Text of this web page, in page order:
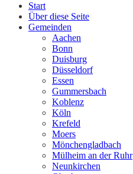
Start
Über diese Seite
Gemeinden
Aachen
Bonn
Duisburg
Düsseldorf
Essen
Gummersbach
Koblenz
Köln
Krefeld
Moers
Mönchengladbach
Mülheim an der Ruhr
Neunkirchen